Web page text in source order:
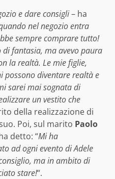
e dare consigli– ha
nel negozio entra
sempre comprare tutto!
fantasia, ma avevo paura
la realtà. Le mie figlie,
possono diventare realtà e
sarei mai sognata di
un vestito che
della realizzazione di
Poi, sul marito Paolo
detto: “Mi ha
ad ogni evento di Adele
ma in ambito di
stare!“.